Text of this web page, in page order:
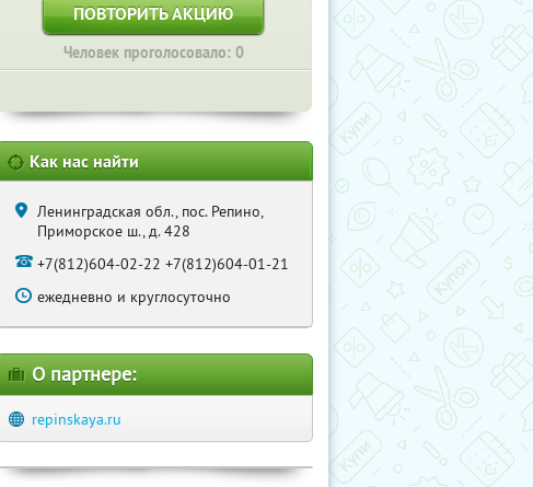
ПОВТОРИТЬ АКЦИЮ
Человек проголосовало: 0
Как нас найти
Ленинградская обл., пос. Репино,
Приморское ш., д. 428
+7(812)604-02-22 +7(812)604-01-21
ежедневно и круглосуточно
О партнере:
repinskaya.ru